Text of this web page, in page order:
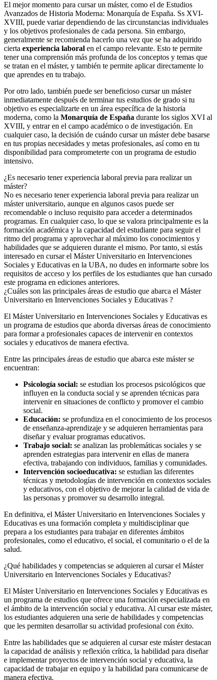
El mejor momento para cursar un máster, como el de Estudios
Avanzados de Historia Moderna: Monarquía de España. Ss XVI-
XVIII, puede variar dependiendo de las circunstancias individuales
y los objetivos profesionales de cada persona. Sin embargo,
generalmente se recomienda hacerlo una vez que se ha adquirido
cierta experiencia laboral en el campo relevante. Esto te permite
tener una comprensión más profunda de los conceptos y temas que
se tratan en el máster, y también te permite aplicar directamente lo
que aprendes en tu trabajo.
Por otro lado, también puede ser beneficioso cursar un máster
inmediatamente después de terminar tus estudios de grado si tu
objetivo es especializarte en un área específica de la historia
moderna, como la Monarquía de España durante los siglos XVI al
XVIII, y entrar en el campo académico o de investigación. En
cualquier caso, la decisión de cuándo cursar un máster debe basarse
en tus propias necesidades y metas profesionales, así como en tu
disponibilidad para comprometerte con un programa de estudio
intensivo.
¿Es necesario tener experiencia laboral previa para realizar un
máster?
No es necesario tener experiencia laboral previa para realizar un
máster universitario, aunque en algunos casos puede ser
recomendable o incluso requisito para acceder a determinados
programas. En cualquier caso, lo que se valora principalmente es la
formación académica y la capacidad del estudiante para seguir el
ritmo del programa y aprovechar al máximo los conocimientos y
habilidades que se adquieren durante el mismo. Por tanto, si estás
interesado en cursar el Máster Universitario en Intervenciones
Sociales y Educativas en la UBA, no dudes en informarte sobre los
requisitos de acceso y los perfiles de los estudiantes que han cursado
este programa en ediciones anteriores.
¿Cuáles son las principales áreas de estudio que abarca el Máster
Universitario en Intervenciones Sociales y Educativas ?
El Máster Universitario en Intervenciones Sociales y Educativas es
un programa de estudios que aborda diversas áreas de conocimiento
para formar a profesionales capaces de intervenir en contextos
sociales y educativos de manera efectiva.
Entre las principales áreas de estudio que abarca este máster se
encuentran:
Psicología social: se estudian los procesos psicológicos que
influyen en la conducta social y se aprenden técnicas para
intervenir en situaciones de conflicto y promover el cambio
social.
Educación: se profundiza en el conocimiento de los procesos
de enseñanza-aprendizaje y se adquieren herramientas para
diseñar y evaluar programas educativos.
Trabajo social: se analizan las problemáticas sociales y se
aprenden estrategias para intervenir en ellas de manera
efectiva, trabajando con individuos, familias y comunidades.
Intervención socioeducativa: se estudian las diferentes
técnicas y metodologías de intervención en contextos sociales
y educativos, con el objetivo de mejorar la calidad de vida de
las personas y promover su desarrollo integral.
En definitiva, el Máster Universitario en Intervenciones Sociales y
Educativas es una formación completa y multidisciplinar que
prepara a los estudiantes para trabajar en diferentes ámbitos
profesionales, como el educativo, el social, el comunitario o el de la
salud.
¿Qué habilidades y competencias se adquieren al cursar el Máster
Universitario en Intervenciones Sociales y Educativas?
El Máster Universitario en Intervenciones Sociales y Educativas es
un programa de estudios que ofrece una formación especializada en
el ámbito de la intervención social y educativa. Al cursar este máster,
los estudiantes adquieren una serie de habilidades y competencias
que les permiten desarrollar su actividad profesional con éxito.
Entre las habilidades que se adquieren al cursar este máster destacan
la capacidad de análisis y reflexión crítica, la habilidad para diseñar
e implementar proyectos de intervención social y educativa, la
capacidad de trabajar en equipo y la habilidad para comunicarse de
manera efectiva.